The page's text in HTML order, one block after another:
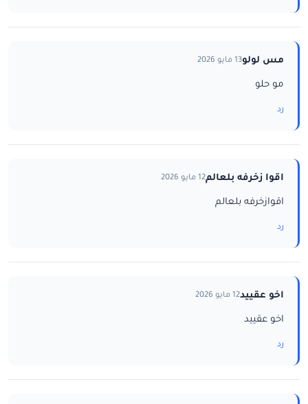
مس لولو13 مايو 2026
مو حلو
رد
اقوا زخرفه بلعالم12 مايو 2026
اقوازخرفه بلعالم
رد
اخو عقييد12 مايو 2026
اخو عقييد
رد